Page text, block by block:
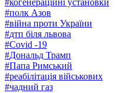
#полк Азов
#війна проти України
#дтп біля львова
#Covid -19
#Дональд Трамп
#Папа Римський
#реабілітація військових
#чадний газ